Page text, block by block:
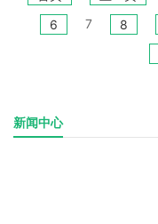
6
7 8
新闻中心